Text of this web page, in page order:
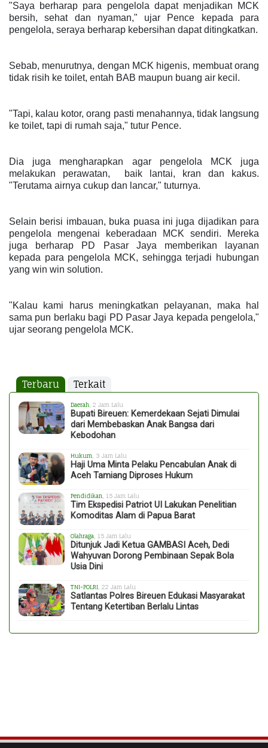
"Saya berharap para pengelola dapat menjadikan MCK
bersih, sehat dan nyaman," ujar Pence kepada para
pengelola, seraya berharap kebersihan dapat ditingkatkan.
Sebab, menurutnya, dengan MCK higenis, membuat orang
tidak risih ke toilet, entah BAB maupun buang air kecil.
"Tapi, kalau kotor, orang pasti menahannya, tidak langsung
ke toilet, tapi di rumah saja," tutur Pence.
Dia juga mengharapkan agar pengelola MCK juga
melakukan perawatan, baik lantai, kran dan kakus.
"Terutama airnya cukup dan lancar," tuturnya.
Selain berisi imbauan, buka puasa ini juga dijadikan para
pengelola mengenai keberadaan MCK sendiri. Mereka
juga berharap PD Pasar Jaya memberikan layanan
kepada para pengelola MCK, sehingga terjadi hubungan
yang win win solution.
"Kalau kami harus meningkatkan pelayanan, maka hal
sama pun berlaku bagi PD Pasar Jaya kepada pengelola,"
ujar seorang pengelola MCK.
Terbaru Terkait
Daerah , 2 Jam Lalu
Bupati Bireuen: Kemerdekaan Sejati Dimulai
dari Membebaskan Anak Bangsa dari
Kebodohan
Hukum , 3 Jam Lalu
Haji Uma Minta Pelaku Pencabulan Anak di
Aceh Tamiang Diproses Hukum
Pendidikan , 15 Jam Lalu
Tim Ekspedisi Patriot UI Lakukan Penelitian
Komoditas Alam di Papua Barat
Olahraga , 15 Jam Lalu
Ditunjuk Jadi Ketua GAMBASI Aceh, Dedi
Wahyuvan Dorong Pembinaan Sepak Bola
Usia Dini
TNI-POLRI , 22 Jam Lalu
Satlantas Polres Bireuen Edukasi Masyarakat
Tentang Ketertiban Berlalu Lintas